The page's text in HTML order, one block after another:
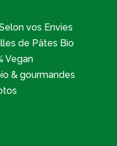
vos Envies
de Pâtes Bio
Vegan
& gourmandes